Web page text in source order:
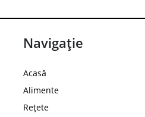
Navigație
Acasă
Alimente
Rețete